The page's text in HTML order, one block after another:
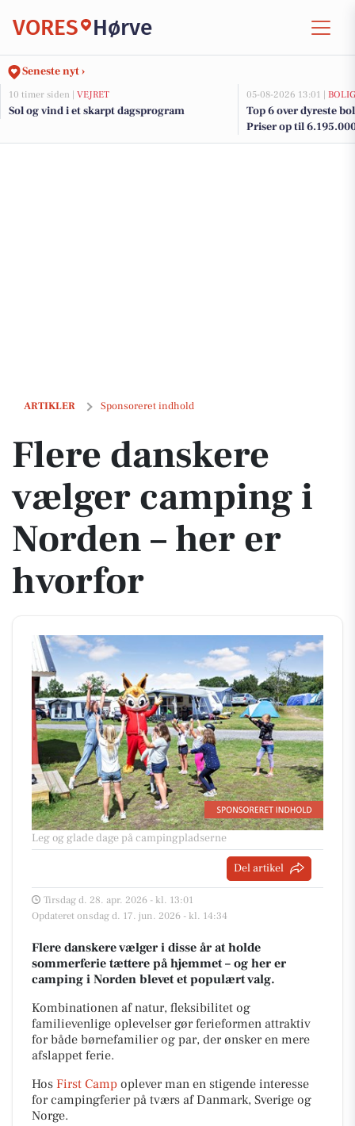
VORES Hørve
Seneste nyt ›
10 timer siden | VEJRET
Sol og vind i et skarpt dagsprogram
05-08-2026 13:01 |
Top 6 over dyreste
Priser op til
ARTIKLER Sponsoreret indhold
Flere danskere vælger camping i Norden – her er hvorfor
Flere danskere
vælger camping i
Norden – her er
hvorfor
Leg og glade dage på campingpladserne
Del artikel
Tirsdag d. 28. apr. 2026 - kl. 13:01
Opdateret onsdag d. 17. jun. 2026 - kl. 14:34
Flere danskere vælger i disse år at holde
sommerferie tættere på hjemmet – og her er
camping i Norden blevet et populært valg.
Kombinationen af natur, fleksibilitet og
familievenlige oplevelser gør ferieformen attraktiv
for både børnefamilier og par, der ønsker en mere
afslappet ferie.
Hos First Camp oplever man en stigende interesse
for campingferier på tværs af Danmark, Sverige og
Norge.